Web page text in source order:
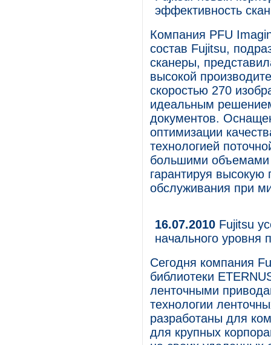
эффективность
Компания PFU
состав Fujitsu,
сканеры,
высокой
скоростью 270
идеальным
документов.
оптимизации
технологией
большими объемами
гарантируя высокую
обслуживания при
16.07.2010 Fujitsu
начального уровня
Сегодня компания
библиотеки
ленточными
технологии
разработаны для
для крупных